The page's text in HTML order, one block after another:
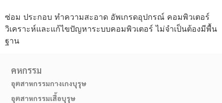
ซ่อม ประกอบ ทำความสะอาด อัพเกรดอุปกรณ์ คอมพิวเตอร์
วิเคราะห์และแก้ไขปัญหาระบบคอมพิวเตอร์ ไม่จำเป็นต้องมีพื้น
ฐาน
คหกรรม
อุตสาหกรรมกางเกงบุรุษ
อุตสาหกรรมเสื้อบุรุษ